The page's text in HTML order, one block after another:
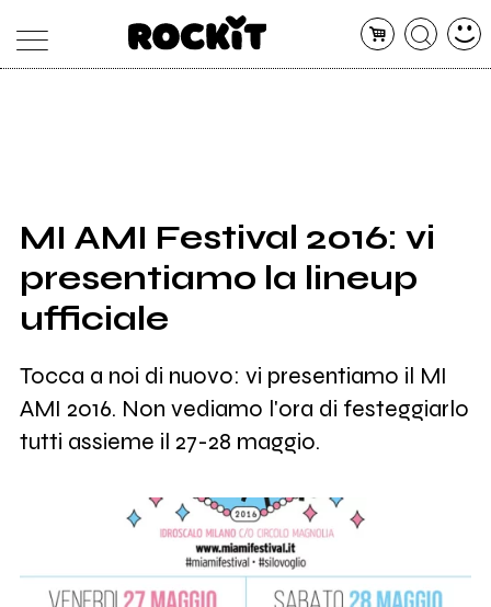
SHOP
RADIO
MI AMI Festival 2016: vi
presentiamo la lineup
ufficiale
Tocca a noi di nuovo: vi presentiamo il MI
AMI 2016. Non vediamo l'ora di festeggiarlo
tutti assieme il 27-28 maggio.